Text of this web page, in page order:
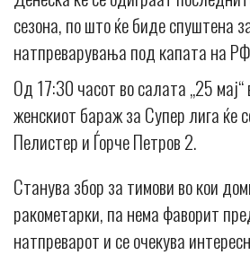
сезона, по што ќе биде спуштена
натпреварувања под капата на
Од 17:30 часот во салата „25
женскиот бараж за Супер лига ќе
Пелистер и Ѓорче Петров 2.
Станува збор за тимови во кои
ракометарки, па нема фаворит
натпреварот и се очекува